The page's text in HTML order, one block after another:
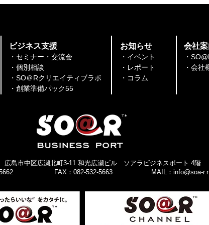
催！】コワーキングスペース
※8/5はランチ会同時開催＜
8/3(月)～8/7(金)＞
集積地
​ビジネス支援
・セミナー・交流会
・個別相談
・SO＠Rクリエイティブラボ
​・創業準備パック55
​お知らせ
・イベント
・レポート
​​・コラム
会社
・
・会社
広島市中区広瀬北町3-11 和光広瀬ビル ソアラ ビジネスポート 4階
FAX：082-532-5663 MAIL： info@soa-